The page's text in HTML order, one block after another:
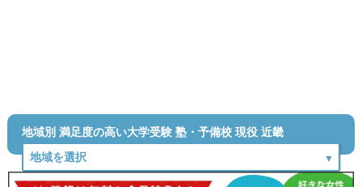
地域別 満足度の高い大学受験 塾・予備校 現役 近畿